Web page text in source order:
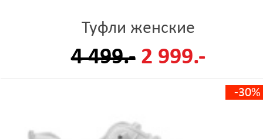
Туфли женские
4 499.- 2 999.-
-30%